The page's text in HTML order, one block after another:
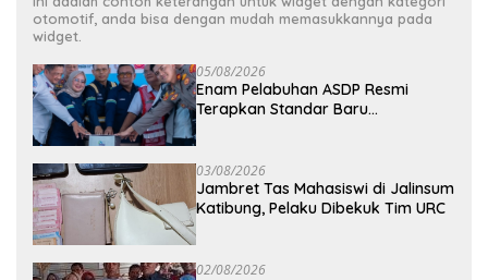
otomotif, anda bisa dengan mudah memasukkannya pada
widget.
05/08/2026
Enam Pelabuhan ASDP Resmi
Terapkan Standar Baru
03/08/2026
Jambret Tas Mahasiswi di Jalinsum
Katibung, Pelaku Dibekuk Tim URC
02/08/2026